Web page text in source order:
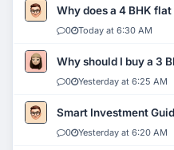
Why does a 4 BHK
0 Today at 6:30 AM
Why should I buy a 3
0 Yesterday at 6:25 AM
Smart Investment
0 Yesterday at 6:20 AM